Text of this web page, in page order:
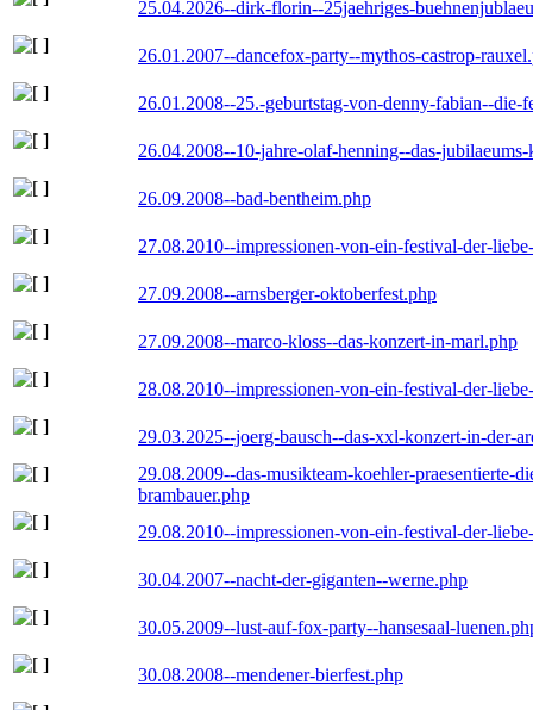
25.04.2026--dirk-florin--25jaehriges-
26.01.2007--dancefox-party--mythos-castrop-
26.01.2008--25.-geburtstag-von-denny-fabian--die-
26.04.2008--10-jahre-olaf-henning--das-
26.09.2008--bad-bentheim.php
27.08.2010--impressionen-von-ein-festival-der-
27.09.2008--arnsberger-oktoberfest.php
27.09.2008--marco-kloss--das-konzert-in-marl.php
28.08.2010--impressionen-von-ein-festival-der-
29.03.2025--joerg-bausch--das-xxl-konzert-in-der-
29.08.2009--das-musikteam-koehler-praesentierte-
brambauer.php
29.08.2010--impressionen-von-ein-festival-der-
30.04.2007--nacht-der-giganten--werne.php
30.05.2009--lust-auf-fox-party--hansesaal-
30.08.2008--mendener-bierfest.php